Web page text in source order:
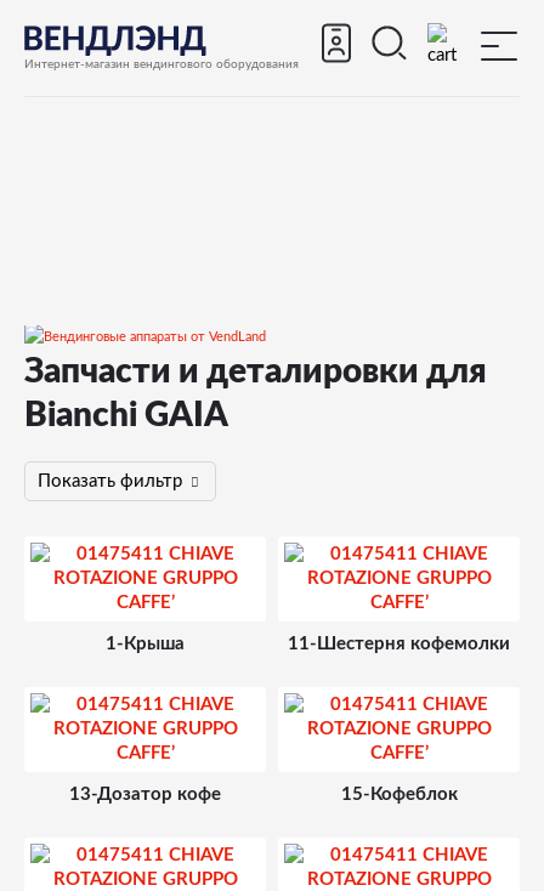
Интернет-магазин вендингового оборудования
Запчасти
Запчасти для вендинговых автоматов
Запчасти для вендинговых автоматов Bianchi
Запчасти и деталировки для Bianchi GAIA
Запчасти и деталировки для
Bianchi GAIA
Показать фильтр
1-Крыша 11-Шестерня кофемолки
13-Дозатор кофе 15-Кофеблок